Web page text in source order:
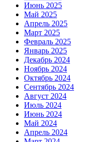
Июнь 2025
Май 2025
Апрель 2025
Март 2025
Февраль 2025
Январь 2025
Декабрь 2024
Ноябрь 2024
Октябрь 2024
Сентябрь 2024
Август 2024
Июль 2024
Июнь 2024
Май 2024
Апрель 2024